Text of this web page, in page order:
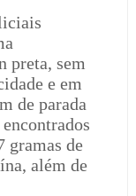
preta, sem
e em
de parada
gramas de
além de